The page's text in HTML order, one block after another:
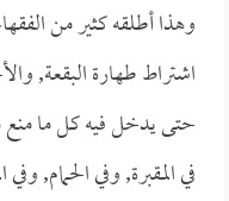
وهذا أطلقه كثير من
اشتراط طهارة البقعة,
حتى يدخل فيه كل ما منع
في المقبرة, وفي الحمام,